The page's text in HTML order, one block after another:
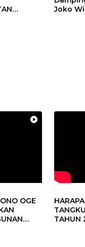
Joko
OGE
TAHUN